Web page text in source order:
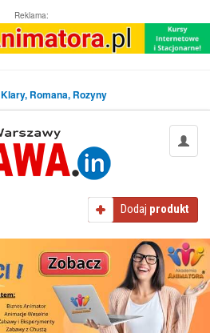
Reklama:
Klary, Romana, Rozyny
Dodaj produkt